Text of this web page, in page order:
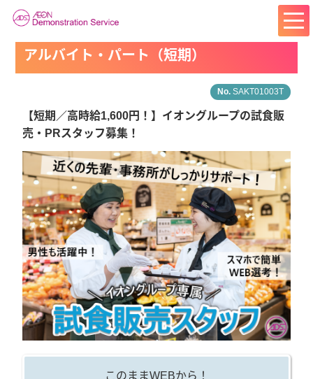
アルバイト・パート（短期）
SAKT01003T
【短期／高時給1,600円！】イオングループの試食販
売・PRスタッフ募集！
このままWEBから！